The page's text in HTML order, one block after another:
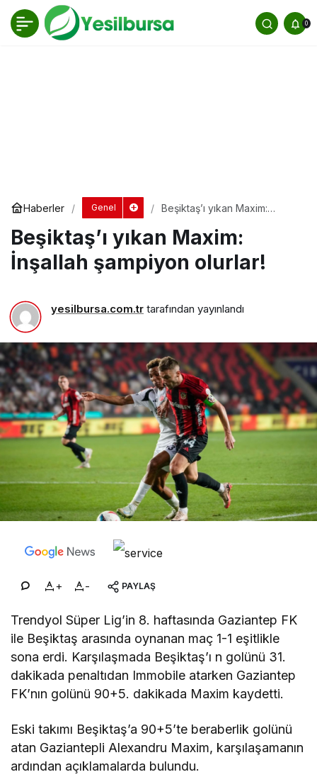
0
Haberler Genel
Beşiktaş’ı yıkan Maxim:
Beşiktaş’ı yıkan Maxim:
İnşallah şampiyon olurlar!
yesilbursa.com.tr tarafından yayınlandı
+ - PAYLAŞ
Trendyol Süper Lig’in 8. haftasında Gaziantep FK
ile Beşiktaş arasında oynanan maç 1-1 eşitlikle
sona erdi. Karşılaşmada Beşiktaş’ı n golünü 31.
dakikada penaltıdan Immobile atarken Gaziantep
FK’nın golünü 90+5. dakikada Maxim kaydetti.
Eski takımı Beşiktaş’a 90+5’te beraberlik golünü
atan Gaziantepli Alexandru Maxim, karşılaşamanın
ardından açıklamalarda bulundu.
Beşiktaş’ı yıkan Maxim: İnşallah şampiyon